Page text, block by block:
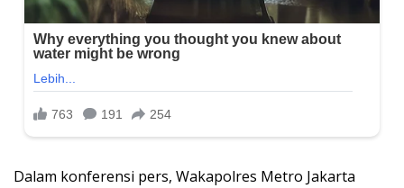
Dalam konferensi pers, Wakapolres Metro Jakarta